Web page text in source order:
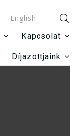
English
Kapcsolat
Díjazottjaink